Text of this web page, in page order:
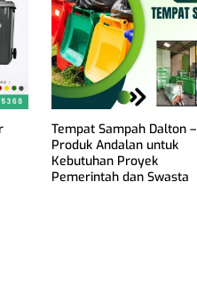
Tempat Sampah Dalton –
Produk Andalan untuk
Kebutuhan Proyek
Pemerintah dan Swasta